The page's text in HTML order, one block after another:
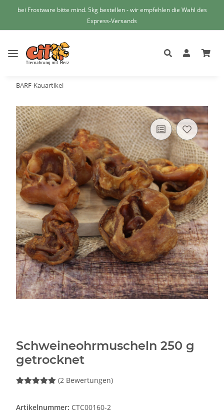
bei Frostware bitte mind. 5kg bestellen - wir empfehlen die Wahl des
Express-Versands
BARF-Kauartikel
Schweineohrmuscheln 250 g
getrocknet
(2 Bewertungen)
Artikelnummer: CTC00160-2